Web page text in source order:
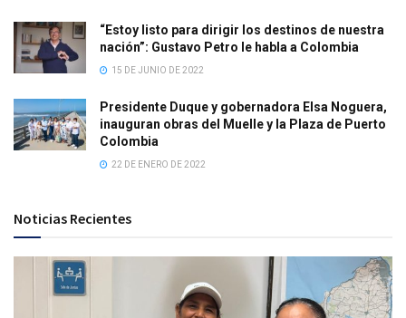
“Estoy listo para dirigir los destinos de nuestra
nación”: Gustavo Petro le habla a Colombia
15 DE JUNIO DE 2022
Presidente Duque y gobernadora Elsa Noguera,
inauguran obras del Muelle y la Plaza de Puerto
Colombia
22 DE ENERO DE 2022
Noticias Recientes